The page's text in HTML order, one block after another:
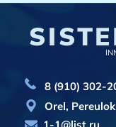
8 (910) 302-
Orel,